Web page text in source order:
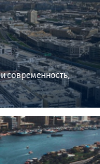
современность,